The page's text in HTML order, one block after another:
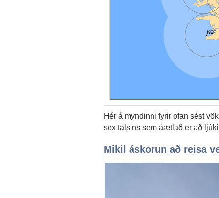
Hér á myndinni fyrir ofan sést
sex talsins sem áætlað er að
Mikil áskorun að reisa